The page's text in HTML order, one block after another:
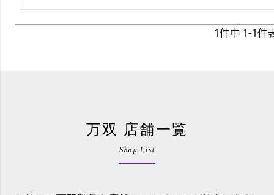
1件中 1-1件
万双 店舗一覧
Shop List